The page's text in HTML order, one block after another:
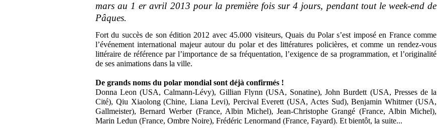
mars au 1 er avril 2013 pour la première fois sur 4 jours, pendant tout le week-end de
Pâques.
Fort du succès de son édition 2012 avec 45.000 visiteurs, Quais du Polar s’est imposé en France comme
l’événement international majeur autour du polar et des littératures policières, et comme un rendez-vous
littéraire de référence par l’importance de sa fréquentation, l’exigence de sa programmation, et l’originalité
de ses animations dans la ville.
De grands noms du polar mondial sont déjà confirmés !
Donna Leon (USA, Calmann-Lévy), Gillian Flynn (USA, Sonatine), John Burdett (USA, Presses de la
Cité), Qiu Xiaolong (Chine, Liana Levi), Percival Everett (USA, Actes Sud), Benjamin Whitmer (USA,
Gallmeister), Bernard Werber (France, Albin Michel), Jean-Christophe Grangé (France, Albin Michel),
Marin Ledun (France, Ombre Noire), Frédéric Lenormand (France, Fayard). Et bientôt, la suite...